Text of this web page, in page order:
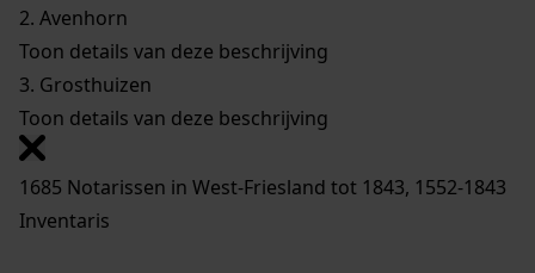
2. Avenhorn
Toon details van deze beschrijving
3. Grosthuizen
Toon details van deze beschrijving
1685 Notarissen in West-Friesland tot 1843, 1552-1843
Inventaris